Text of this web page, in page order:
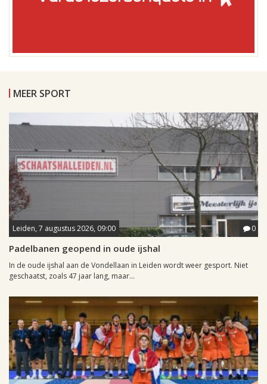
MEER SPORT
Leiden, 7 augustus 2026, 09:00 0
Padelbanen geopend in oude ijshal
In de oude ijshal aan de Vondellaan in Leiden wordt weer gesport. Niet
geschaatst, zoals 47 jaar lang, maar...